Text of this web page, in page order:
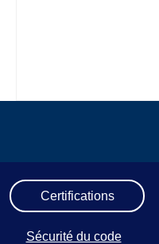
Certifications
Sécurité du code